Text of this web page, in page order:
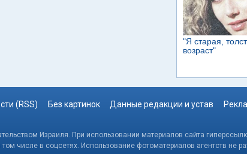
(RSS) Без картинок Данные редакции и устав
Израиля. При использовании материалов сайта
числе в соцсетях. Использование фотоматериалов агентств не